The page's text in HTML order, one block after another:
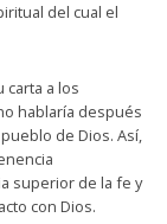
del cual el
carta a los
hablaría después
de Dios. Así,
superior de la fe y
con Dios.